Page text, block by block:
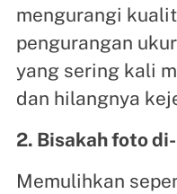
mengurangi
pengurangan
yang sering kali
dan hilangnya
2. Bisakah foto
Memulihkan